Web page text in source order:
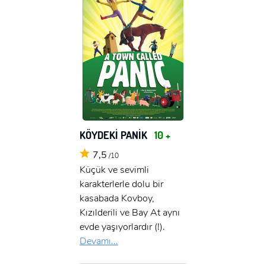
KÖYDEKİ PANİK 10 +
7,5 /10
Küçük ve sevimli
karakterlerle dolu bir
kasabada Kovboy,
Kızılderili ve Bay At aynı
evde yaşıyorlardır (!).
Devamı...